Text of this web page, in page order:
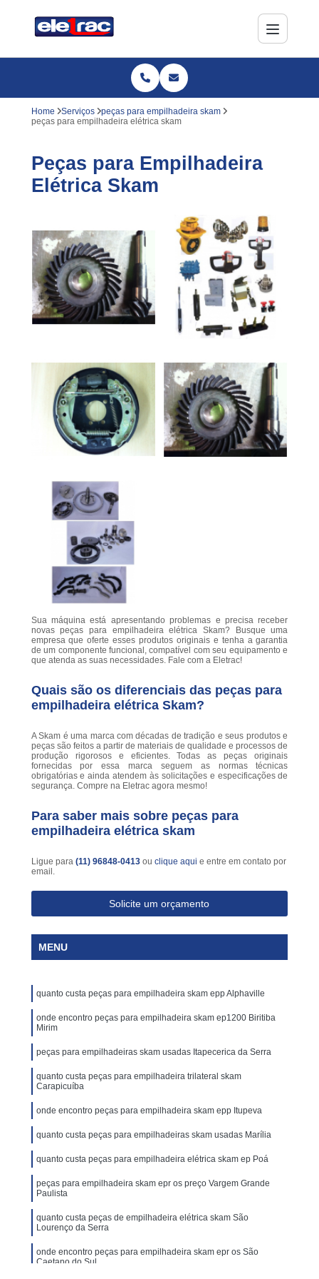
Home Serviços
peças para empilhadeira skam
peças para empilhadeira elétrica skam
Peças para Empilhadeira
Elétrica Skam
Sua máquina está apresentando problemas e precisa receber
novas peças para empilhadeira elétrica Skam? Busque uma
empresa que oferte esses produtos originais e tenha a garantia
de um componente funcional, compatível com seu equipamento e
que atenda as suas necessidades. Fale com a Eletrac!
Quais são os diferenciais das peças para
empilhadeira elétrica Skam?
A Skam é uma marca com décadas de tradição e seus produtos e
peças são feitos a partir de materiais de qualidade e processos de
produção rigorosos e eficientes. Todas as peças originais
fornecidas por essa marca seguem as normas técnicas
obrigatórias e ainda atendem às solicitações e especificações de
segurança. Compre na Eletrac agora mesmo!
Para saber mais sobre peças para
empilhadeira elétrica skam
Ligue para (11) 96848-0413 ou clique aqui e entre em contato por
email.
Solicite um orçamento
MENU
quanto custa peças para empilhadeira skam epp Alphaville
onde encontro peças para empilhadeira skam ep1200 Biritiba
Mirim
peças para empilhadeiras skam usadas Itapecerica da Serra
quanto custa peças para empilhadeira trilateral skam
Carapicuíba
onde encontro peças para empilhadeira skam epp Itupeva
quanto custa peças para empilhadeiras skam usadas Marília
quanto custa peças para empilhadeira elétrica skam ep Poá
peças para empilhadeira skam epr os preço Vargem Grande
Paulista
quanto custa peças de empilhadeira elétrica skam São
Lourenço da Serra
onde encontro peças para empilhadeira skam epr os São
Caetano do Sul